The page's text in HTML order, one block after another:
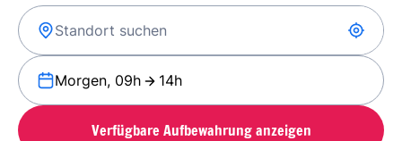
Morgen, 09h 14h
Verfügbare Aufbewahrung anzeigen